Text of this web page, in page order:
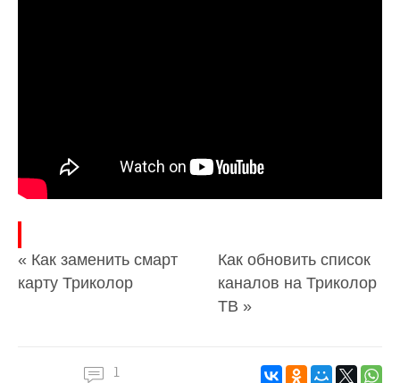
« Как заменить смарт
карту Триколор
Как обновить список
каналов на Триколор
ТВ »
1